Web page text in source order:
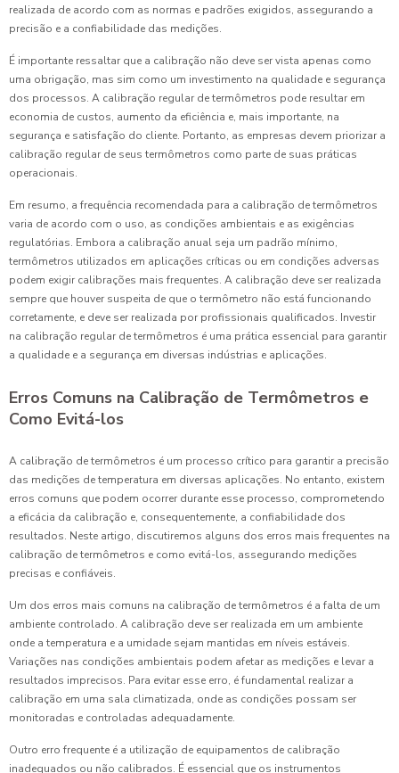
realizada de acordo com as normas e padrões exigidos, assegurando a
precisão e a confiabilidade das medições.
É importante ressaltar que a calibração não deve ser vista apenas como
uma obrigação, mas sim como um investimento na qualidade e segurança
dos processos. A calibração regular de termômetros pode resultar em
economia de custos, aumento da eficiência e, mais importante, na
segurança e satisfação do cliente. Portanto, as empresas devem priorizar a
calibração regular de seus termômetros como parte de suas práticas
operacionais.
Em resumo, a frequência recomendada para a calibração de termômetros
varia de acordo com o uso, as condições ambientais e as exigências
regulatórias. Embora a calibração anual seja um padrão mínimo,
termômetros utilizados em aplicações críticas ou em condições adversas
podem exigir calibrações mais frequentes. A calibração deve ser realizada
sempre que houver suspeita de que o termômetro não está funcionando
corretamente, e deve ser realizada por profissionais qualificados. Investir
na calibração regular de termômetros é uma prática essencial para garantir
a qualidade e a segurança em diversas indústrias e aplicações.
Erros Comuns na Calibração de Termômetros e
Como Evitá-los
A calibração de termômetros é um processo crítico para garantir a precisão
das medições de temperatura em diversas aplicações. No entanto, existem
erros comuns que podem ocorrer durante esse processo, comprometendo
a eficácia da calibração e, consequentemente, a confiabilidade dos
resultados. Neste artigo, discutiremos alguns dos erros mais frequentes na
calibração de termômetros e como evitá-los, assegurando medições
precisas e confiáveis.
Um dos erros mais comuns na calibração de termômetros é a falta de um
ambiente controlado. A calibração deve ser realizada em um ambiente
onde a temperatura e a umidade sejam mantidas em níveis estáveis.
Variações nas condições ambientais podem afetar as medições e levar a
resultados imprecisos. Para evitar esse erro, é fundamental realizar a
calibração em uma sala climatizada, onde as condições possam ser
monitoradas e controladas adequadamente.
Outro erro frequente é a utilização de equipamentos de calibração
inadequados ou não calibrados. É essencial que os instrumentos